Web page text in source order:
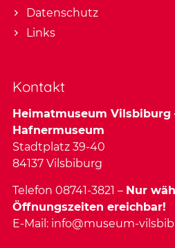
Datenschutz
Links
Kontakt
Heimatmuseum Vilsbiburg
Hafnermuseum
Stadtplatz 39-40
84137 Vilsbiburg
Telefon 08741-3821 – Nur
Öffnungszeiten ereichbar!
E-Mail: info@museum-